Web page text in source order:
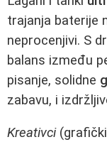
trajanja baterije
neprocenjivi. S
balans između
pisanje, solidne
zabavu, i
Kreativci(grafički